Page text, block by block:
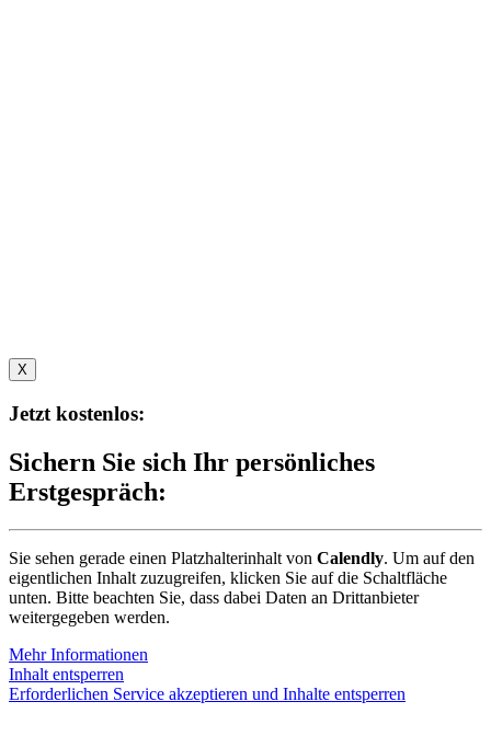
X
Jetzt kostenlos:
Sichern Sie sich Ihr persönliches
Erstgespräch:
Sie sehen gerade einen Platzhalterinhalt von Calendly. Um auf den
eigentlichen Inhalt zuzugreifen, klicken Sie auf die Schaltfläche
unten. Bitte beachten Sie, dass dabei Daten an Drittanbieter
weitergegeben werden.
Mehr Informationen
Inhalt entsperren
Erforderlichen Service akzeptieren und Inhalte entsperren